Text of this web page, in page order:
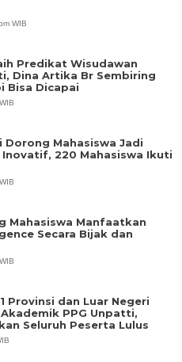
WIB
Predikat Wisudawan
Dina Artika Br Sembiring
Bisa Dicapai
Mahasiswa Jadi
Inovatif, 220 Mahasiswa Ikuti
Mahasiswa Manfaatkan
Secara Bijak dan
Provinsi dan Luar Negeri
PPG Unpatti,
Seluruh Peserta Lulus